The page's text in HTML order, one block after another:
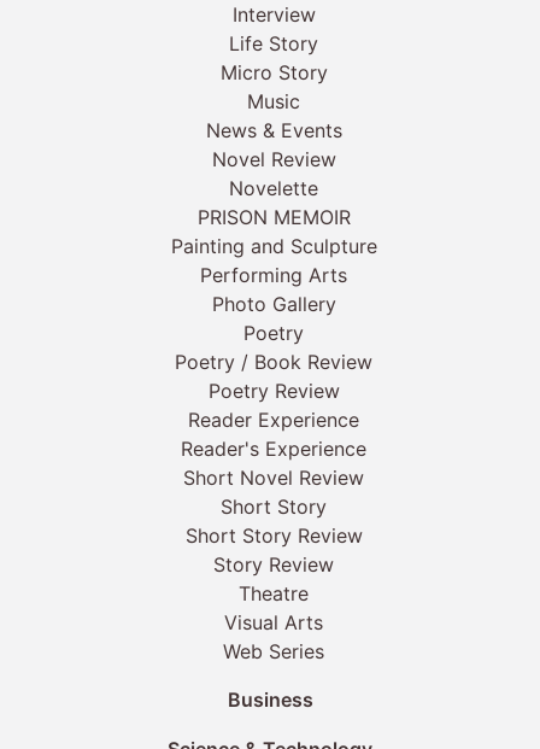
Interview
Life Story
Micro Story
Music
News & Events
Novel Review
Novelette
PRISON MEMOIR
Painting and Sculpture
Performing Arts
Photo Gallery
Poetry
Poetry / Book Review
Poetry Review
Reader Experience
Reader's Experience
Short Novel Review
Short Story
Short Story Review
Story Review
Theatre
Visual Arts
Web Series
Business